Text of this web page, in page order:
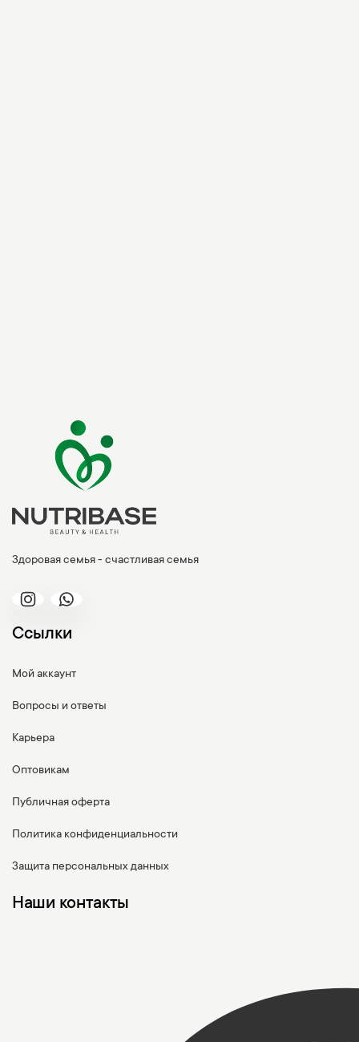
Здоровая семья - счастливая семья
Ссылки
Мой аккаунт
Вопросы и ответы
Карьера
Оптовикам
Публичная оферта
Политика конфиденциальности
Защита персональных данных
Наши контакты